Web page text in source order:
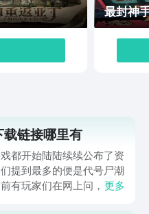
最封神
链接哪里有
都开始陆陆续续公布了资
提到最多的便是代号尸潮
有玩家们在网上问，代号
更多